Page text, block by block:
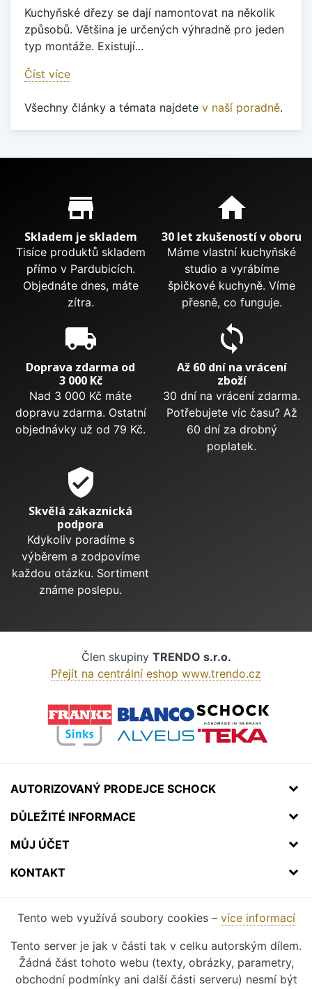
Kuchyňské dřezy se dají namontovat na několik
způsobů. Většina je určených výhradně pro jeden
typ montáže. Existují...
Číst více
Všechny články a témata najdete v naší poradně.
Proč nakupovat u nás?
store_mall_directory
Skladem je skladem
Tisíce produktů skladem
přímo v Pardubicích.
Objednáte dnes, máte
zítra.
home
30 let zkušeností v oboru
Máme vlastní kuchyňské
studio a vyrábíme
špičkové kuchyně. Víme
přesně, co funguje.
local_shipping
Doprava zdarma od
3 000 Kč
Nad 3 000 Kč máte
dopravu zdarma. Ostatní
objednávky už od 79 Kč.
sync
Až 60 dní na vrácení
zboží
30 dní na vrácení zdarma.
Potřebujete víc času? Až
60 dní za drobný
poplatek.
verified_user
Skvělá zákaznická
podpora
Kdykoliv poradíme s
výběrem a zodpovíme
každou otázku. Sortiment
známe poslepu.
Člen skupiny TRENDO s.r.o.
Přejít na centrální eshop www.trendo.cz
AUTORIZOVANÝ PRODEJCE SCHOCK
DŮLEŽITÉ INFORMACE
MŮJ ÚČET
KONTAKT
Tento web využívá soubory cookies – více informací
Tento server je jak v části tak v celku autorským dílem.
Žádná část tohoto webu (texty, obrázky, parametry,
obchodní podmínky ani další části serveru) nesmí být